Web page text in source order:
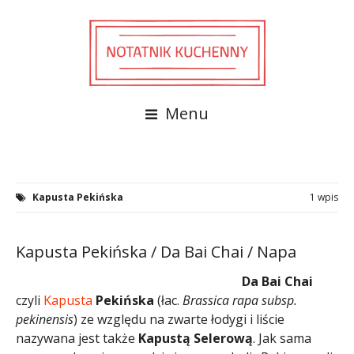
Menu
Kapusta Pekińska 1 wpis
Kapusta Pekińska / Da Bai Chai / Napa
Da Bai Chai
czyli Kapusta Pekińska (łac. Brassica rapa subsp.
pekinensis) ze względu na zwarte łodygi i liście
nazywana jest także Kapustą Selerową. Jak sama